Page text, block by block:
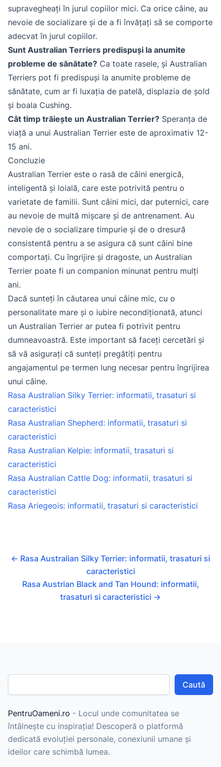
supravegheați în jurul copiilor mici. Ca orice câine, au
nevoie de socializare și de a fi învățați să se comporte
adecvat în jurul copiilor.
Sunt Australian Terriers predispuși la anumite
probleme de sănătate? Ca toate rasele, și Australian
Terriers pot fi predispuși la anumite probleme de
sănătate, cum ar fi luxația de patelă, displazia de șold
și boala Cushing.
Cât timp trăiește un Australian Terrier? Speranța de
viață a unui Australian Terrier este de aproximativ 12-
15 ani.
Concluzie
Australian Terrier este o rasă de câini energică,
inteligentă și loială, care este potrivită pentru o
varietate de familii. Sunt câini mici, dar puternici, care
au nevoie de multă mișcare și de antrenament. Au
nevoie de o socializare timpurie și de o dresură
consistentă pentru a se asigura că sunt câini bine
comportați. Cu îngrijire și dragoste, un Australian
Terrier poate fi un companion minunat pentru mulți
ani.
Dacă sunteți în căutarea unui câine mic, cu o
personalitate mare și o iubire necondiționată, atunci
un Australian Terrier ar putea fi potrivit pentru
dumneavoastră. Este important să faceți cercetări și
să vă asigurați că sunteți pregătiți pentru
angajamentul pe termen lung necesar pentru îngrijirea
unui câine.
Rasa Australian Silky Terrier: informatii, trasaturi si
caracteristici
Rasa Australian Shepherd: informatii, trasaturi si
caracteristici
Rasa Australian Kelpie: informatii, trasaturi si
caracteristici
Rasa Australian Cattle Dog: informatii, trasaturi si
caracteristici
Rasa Ariegeois: informatii, trasaturi si caracteristici
← Rasa Australian Silky Terrier: informatii, trasaturi si
caracteristici
Rasa Austrian Black and Tan Hound: informatii,
trasaturi si caracteristici →
Caută
PentruOameni.ro - Locul unde comunitatea se
întâlnește cu inspirația! Descoperă o platformă
dedicată evoluției personale, conexiunii umane și
ideilor care schimbă lumea.